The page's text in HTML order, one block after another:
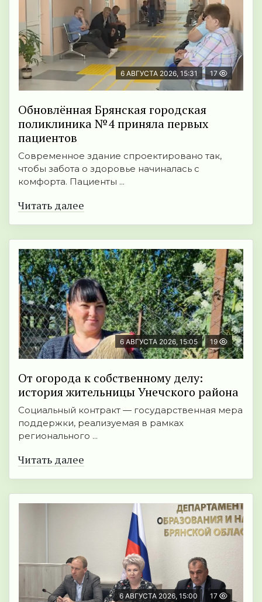
6 АВГУСТА 2026, 15:31 17
Обновлённая Брянская городская
поликлиника №4 приняла первых
пациентов
Современное здание спроектировано так,
чтобы забота о здоровье начиналась с
комфорта. Пациенты ...
Читать далее
6 АВГУСТА 2026, 15:05 19
От огорода к собственному делу:
история жительницы Унечского района
Социальный контракт — государственная мера
поддержки, реализуемая в рамках
регионального ...
Читать далее
6 АВГУСТА 2026, 15:00 17